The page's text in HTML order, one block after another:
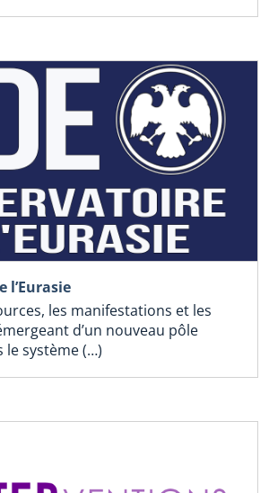
l’Eurasie
les manifestations et les
d’un nouveau pôle
le système (…)